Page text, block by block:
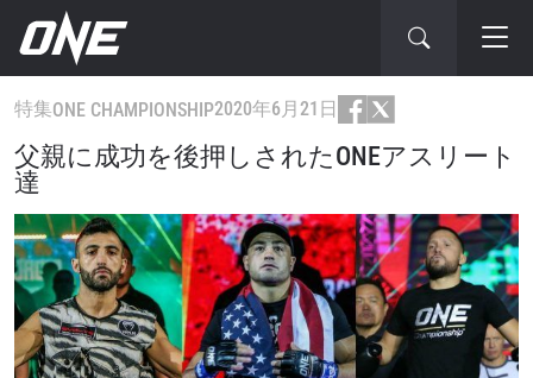
特集ONE CHAMPIONSHIP2020年6月21日
父親に成功を後押しされたONEアスリート
達